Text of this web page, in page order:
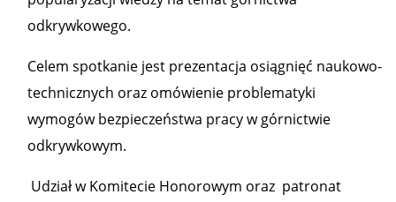
odkrywkowego.
Celem spotkanie jest prezentacja osiągnięć naukowo-
technicznych oraz omówienie problematyki
wymogów bezpieczeństwa pracy w górnictwie
odkrywkowym.
Udział w Komitecie Honorowym oraz patronat